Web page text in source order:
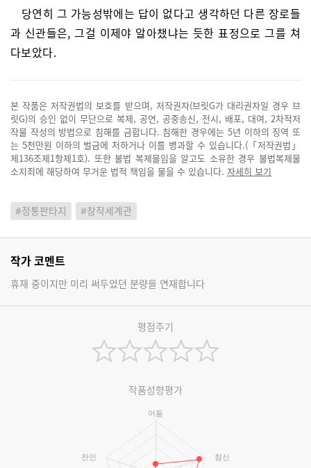
당연히 그 가능성밖에는 답이 없다고 생각하던 다른 장로들
과 신관들은, 그걸 이제야 알아챘냐는 듯한 표정으로 그를 쳐
다보았다.
본 작품은 저작권법의 보호를 받으며, 저작권자(브릿G가 대리권자일 경우 브
릿G)의 승인 없이 무단으로 복제, 공연, 공중송신, 전시, 배포, 대여, 2차적저
작물 작성의 방법으로 침해를 금합니다. 침해한 경우에는 5년 이하의 징역 또
는 5천만원 이하의 벌금에 처하거나 이를 병과할 수 있습니다.(「저작권법」
제136조제1항제1호). 또한 불법 복제물임을 알고도 소유한 경우 불법복제물
소지죄에 해당하여 무거운 법적 책임을 물을 수 있습니다. 자세히 보기
#정통판타지 #창작세계관
작가 코멘트
휴재 중이지만 미리 써두었던 분량을 연재합니다
평점주기
작품성향평가
어둠
참신
잔인